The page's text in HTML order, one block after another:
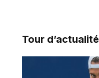
Tour d’actualité